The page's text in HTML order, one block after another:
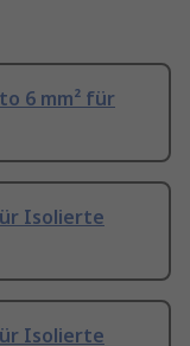
6 mm² für
Isolierte
Isolierte